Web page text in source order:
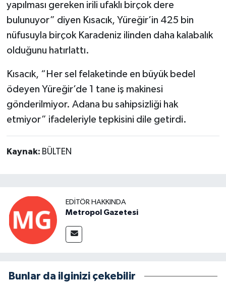
yapılması gereken irili ufaklı birçok dere
bulunuyor” diyen Kısacık, Yüreğir’in 425 bin
nüfusuyla birçok Karadeniz ilinden daha kalabalık
olduğunu hatırlattı.
Kısacık, “Her sel felaketinde en büyük bedel
ödeyen Yüreğir’de 1 tane iş makinesi
gönderilmiyor. Adana bu sahipsizliği hak
etmiyor” ifadeleriyle tepkisini dile getirdi.
Kaynak: BÜLTEN
EDITÖR HAKKINDA
Metropol Gazetesi
Bunlar da ilginizi çekebilir